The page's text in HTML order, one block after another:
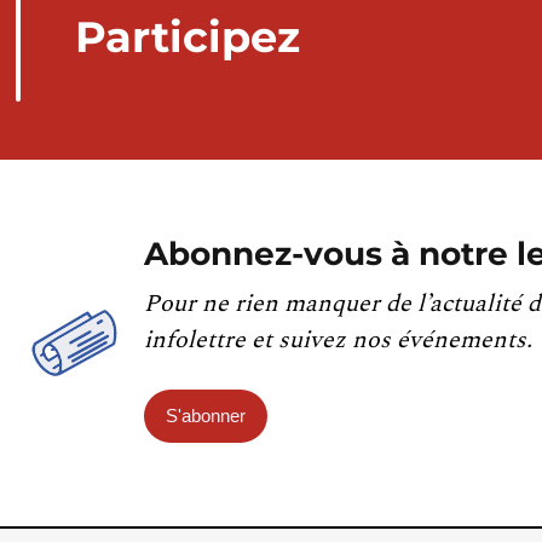
Participez
Abonnez-vous à notre
Pour ne rien manquer de l’actualité
infolettre et suivez nos événements.
S'abonner